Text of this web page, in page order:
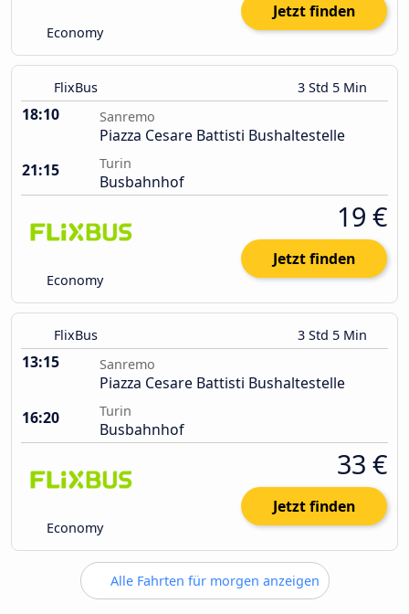
Economy
Jetzt finden
FlixBus 3 Std 5 Min
18:10 Sanremo
Piazza Cesare Battisti Bushaltestelle
21:15
Turin
Busbahnhof
Economy
19 €
Jetzt finden
FlixBus 3 Std 5 Min
13:15 Sanremo
Piazza Cesare Battisti Bushaltestelle
16:20
Turin
Busbahnhof
Economy
33 €
Jetzt finden
Alle Fahrten für morgen anzeigen